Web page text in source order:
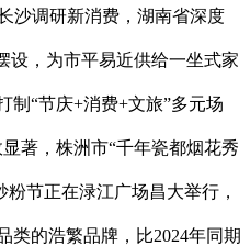
沙调研新消费，湖南省深度
设，为市平易近供给一坐式家
制“节庆+消费+文旅”多元场
著，株洲市“千年瓷都烟花秀
粉节正在渌江广场昌大举行，
类的浩繁品牌，比2024年同期